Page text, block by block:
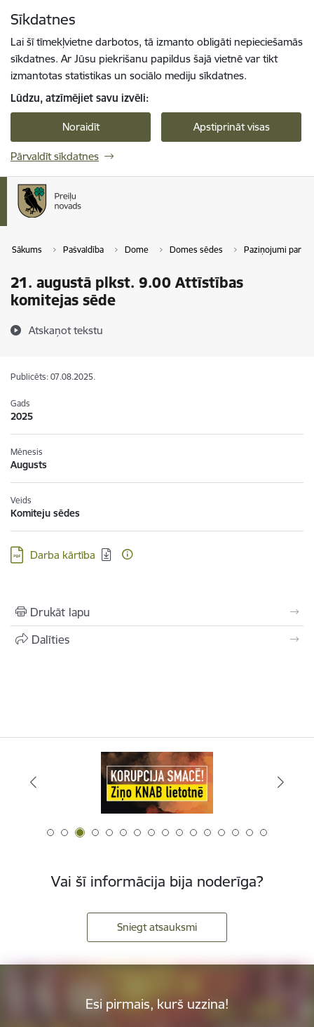
Sīkdatnes
Lai šī tīmekļvietne darbotos, tā izmanto obligāti nepieciešamās
sīkdatnes. Ar Jūsu piekrišanu papildus šajā vietnē var tikt
izmantotas statistikas un sociālo mediju sīkdatnes.
Lūdzu, atzīmējiet savu izvēli:
Noraidīt Apstiprināt visas
Pārvaldīt sīkdatnes
Sākums Pašvaldība Dome Domes sēdes Paziņojumi par
21. augustā plkst. 9.00 Attīstības
komitejas sēde
Atskaņot tekstu
Publicēts: 07.08.2025.
Gads
2025
Mēnesis
Augusts
Veids
Komiteju sēdes
Lejupielādēt:
Darba kārtība
Drukāt lapu
Dalīties
Vai šī informācija bija noderīga?
Sniegt atsauksmi
Esi pirmais, kurš uzzina!